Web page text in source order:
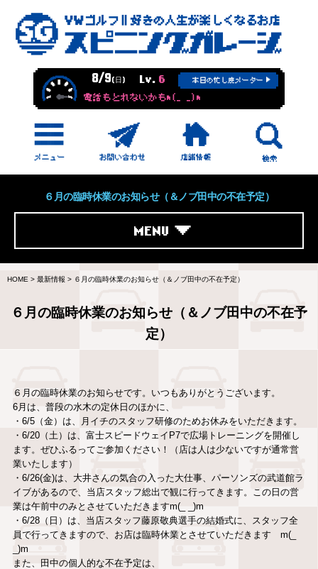
8/9(日) Lv. 6 本日の忙し度メーター
電話もとれないかもm(_ _)m
６月の臨時休業のお知らせ（＆ノブ田中の不在予定）
MENU
HOME > 最新情報 > ６月の臨時休業のお知らせ（＆ノブ田中の不在予定）
６月の臨時休業のお知らせ（＆ノブ田中の不在予
定）
６月の臨時休業のお知らせです。いつもありがとうございます。
6月は、普段の水木の定休日のほかに、
・6/5（金）は、月イチのスタッフ研修のためお休みをいただきます。
・6/20（土）は、富士スピードウェイP7で広場トレーニングを開催し
ます。ぜひふるってご参加ください！（店は人は少ないですが通常営
業いたします）
・6/26(金)は、大井さんの気合の入った大仕事、パーソンズの武道館ラ
イブがあるので、当店スタッフ総出で観に行ってきます。この日の営
業は午前中のみとさせていただきますm(_ _)m
・6/28（日）は、当店スタッフ藤原敬典選手の結婚式に、スタッフ全
員で行ってきますので、お店は臨時休業とさせていただきます m(_
_)m
また、田中の個人的な不在予定は、